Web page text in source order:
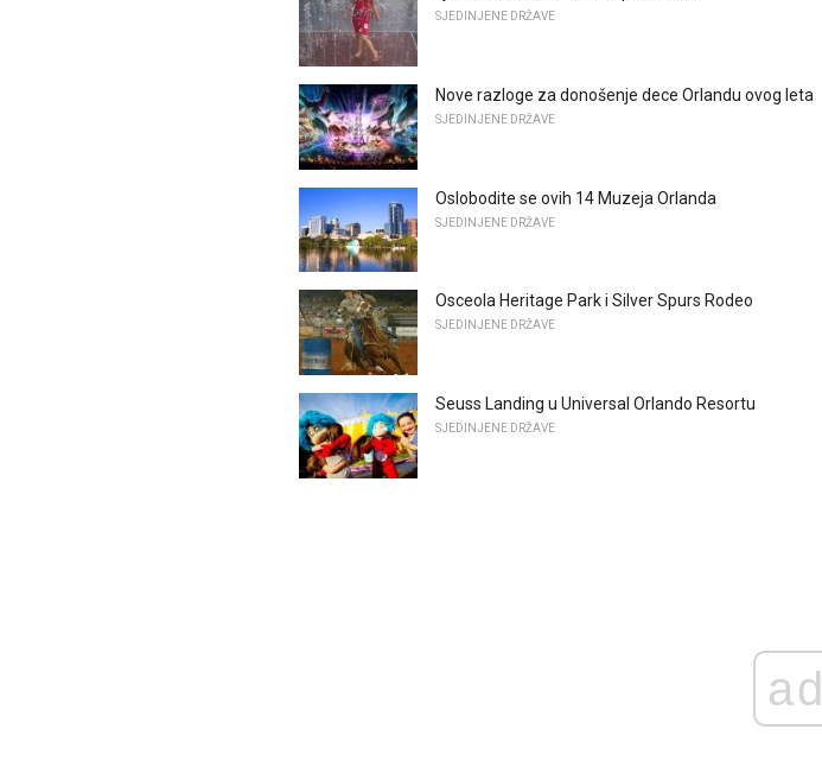
SJEDINJENE DRŽAVE
Nove razloge za donošenje dece Orlandu ovog leta
SJEDINJENE DRŽAVE
Oslobodite se ovih 14 Muzeja Orlanda
SJEDINJENE DRŽAVE
Osceola Heritage Park i Silver Spurs Rodeo
SJEDINJENE DRŽAVE
Seuss Landing u Universal Orlando Resortu
SJEDINJENE DRŽAVE
ad